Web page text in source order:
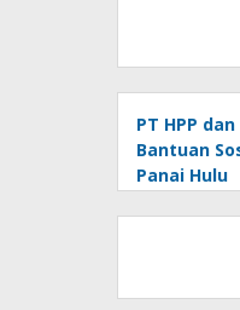
PT HPP
Bantuan
Panai Hulu